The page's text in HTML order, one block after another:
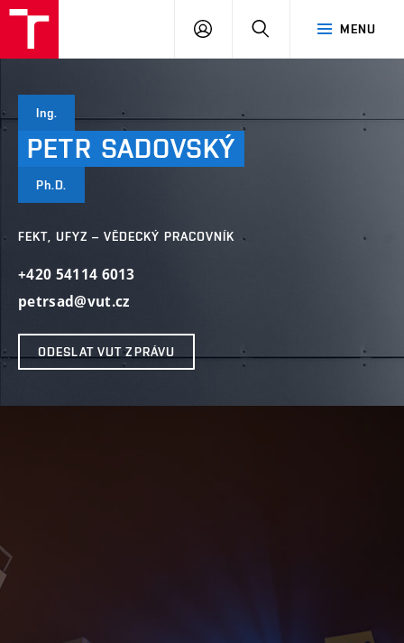
MENU
PŘIHLÁSIT
Ing.
PETR SADOVSKÝ
Ph.D.
FEKT, UFYZ – VĚDECKÝ PRACOVNÍK
+420 54114 6013
petrsad@vut.cz
ODESLAT VUT ZPRÁVU